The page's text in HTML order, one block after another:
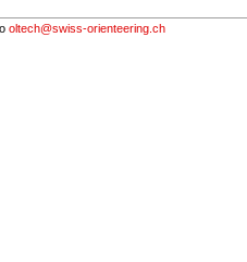
oltech@swiss-orienteering.ch